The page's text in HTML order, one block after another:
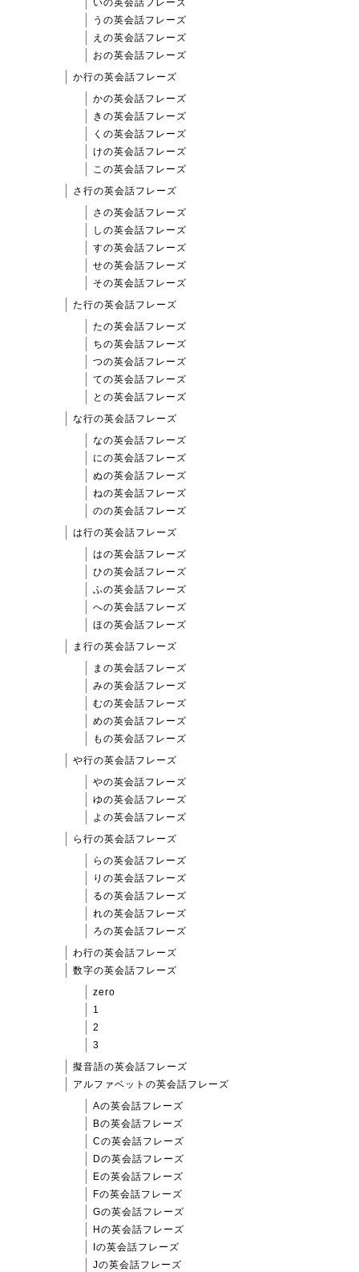
うの英会話フレーズ
えの英会話フレーズ
おの英会話フレーズ
か行の英会話フレーズ
かの英会話フレーズ
きの英会話フレーズ
くの英会話フレーズ
けの英会話フレーズ
この英会話フレーズ
さ行の英会話フレーズ
さの英会話フレーズ
しの英会話フレーズ
すの英会話フレーズ
せの英会話フレーズ
その英会話フレーズ
た行の英会話フレーズ
たの英会話フレーズ
ちの英会話フレーズ
つの英会話フレーズ
ての英会話フレーズ
との英会話フレーズ
な行の英会話フレーズ
なの英会話フレーズ
にの英会話フレーズ
ぬの英会話フレーズ
ねの英会話フレーズ
のの英会話フレーズ
は行の英会話フレーズ
はの英会話フレーズ
ひの英会話フレーズ
ふの英会話フレーズ
への英会話フレーズ
ほの英会話フレーズ
ま行の英会話フレーズ
まの英会話フレーズ
みの英会話フレーズ
むの英会話フレーズ
めの英会話フレーズ
もの英会話フレーズ
や行の英会話フレーズ
やの英会話フレーズ
ゆの英会話フレーズ
よの英会話フレーズ
ら行の英会話フレーズ
らの英会話フレーズ
りの英会話フレーズ
るの英会話フレーズ
れの英会話フレーズ
ろの英会話フレーズ
わ行の英会話フレーズ
数字の英会話フレーズ
zero
1
2
3
擬音語の英会話フレーズ
アルファベットの英会話フレーズ
Aの英会話フレーズ
Bの英会話フレーズ
Cの英会話フレーズ
Dの英会話フレーズ
Eの英会話フレーズ
Fの英会話フレーズ
Gの英会話フレーズ
Hの英会話フレーズ
Iの英会話フレーズ
Jの英会話フレーズ